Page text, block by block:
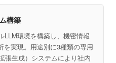
構築
LLM環境を構築し、機密情報
を実現。用途別に3種類の専用
張生成）システムにより社内